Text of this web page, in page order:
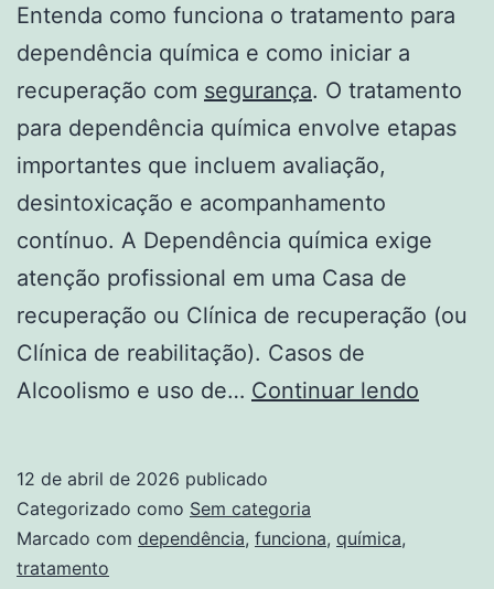
Entenda como funciona o tratamento para
dependência química e como iniciar a
recuperação com segurança. O tratamento
para dependência química envolve etapas
importantes que incluem avaliação,
desintoxicação e acompanhamento
contínuo. A Dependência química exige
atenção profissional em uma Casa de
recuperação ou Clínica de recuperação (ou
Clínica de reabilitação). Casos de
Alcoolismo e uso de… Continuar lendo
12 de abril de 2026 publicado
Categorizado como Sem categoria
Marcado com dependência, funciona, química,
tratamento